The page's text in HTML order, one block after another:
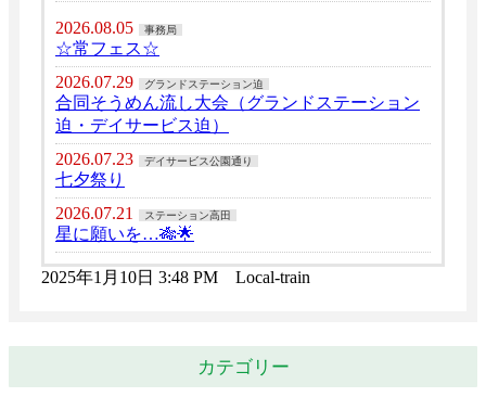
2026.08.05 事務局
☆常フェス☆
2026.07.29
グランドステーション迫
合同そうめん流し大会（グランドステーション
迫・デイサービス迫）
2026.07.23
デイサービス公園通り
七夕祭り
2026.07.21
ステーション高田
星に願いを…🎋🌟
2025年1月10日 3:48 PM Local-train
カテゴリー